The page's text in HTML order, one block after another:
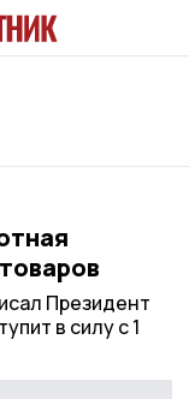
Президент
в силу с 1